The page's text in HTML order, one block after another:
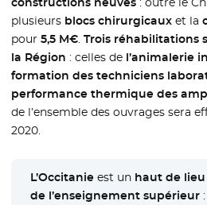
plusieurs blocs chirurgicaux et la
pour5,5 M€.Trois réhabilitations
la Région : celles de l’animalerie
formation des techniciens
performance thermique des
de l’ensemble des ouvrages sera
2020.
L’Occitanie est un haut de
de l’enseignement supérieur